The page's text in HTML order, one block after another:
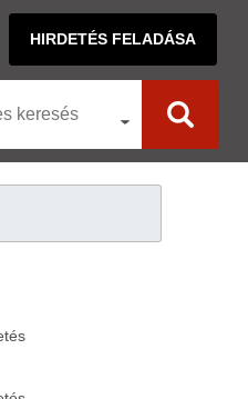
HIRDETÉS FELADÁSA
keresés